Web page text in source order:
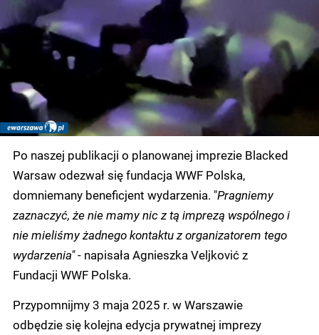
Po naszej publikacji o planowanej imprezie Blacked
Warsaw odezwał się fundacja WWF Polska,
domniemany beneficjent wydarzenia. "Pragniemy
zaznaczyć, że nie mamy nic z tą imprezą wspólnego i
nie mieliśmy żadnego kontaktu z organizatorem tego
wydarzenia"- napisała Agnieszka Veljkovićz
Fundacji WWF Polska.
Przypomnijmy 3 maja 2025 r. w Warszawie
odbędzie się kolejna edycja prywatnej imprezy